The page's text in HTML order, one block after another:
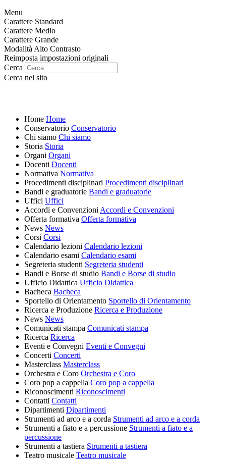
Menu
Carattere Standard
Carattere Medio
Carattere Grande
Modalità Alto Contrasto
Reimposta impostazioni originali
Cerca
Cerca nel sito
Home Home
Conservatorio Conservatorio
Chi siamo Chi siamo
Storia Storia
Organi Organi
Docenti Docenti
Normativa Normativa
Procedimenti disciplinari Procedimenti disciplinari
Bandi e graduatorie Bandi e graduatorie
Uffici Uffici
Accordi e Convenzioni Accordi e Convenzioni
Offerta formativa Offerta formativa
News News
Corsi Corsi
Calendario lezioni Calendario lezioni
Calendario esami Calendario esami
Segreteria studenti Segreteria studenti
Bandi e Borse di studio Bandi e Borse di studio
Ufficio Didattica Ufficio Didattica
Bacheca Bacheca
Sportello di Orientamento Sportello di Orientamento
Ricerca e Produzione Ricerca e Produzione
News News
Comunicati stampa Comunicati stampa
Ricerca Ricerca
Eventi e Convegni Eventi e Convegni
Concerti Concerti
Masterclass Masterclass
Orchestra e Coro Orchestra e Coro
Coro pop a cappella Coro pop a cappella
Riconoscimenti Riconoscimenti
Contatti Contatti
Dipartimenti Dipartimenti
Strumenti ad arco e a corda Strumenti ad arco e a corda
Strumenti a fiato e a percussione Strumenti a fiato e a
percussione
Strumenti a tastiera Strumenti a tastiera
Teatro musicale Teatro musicale